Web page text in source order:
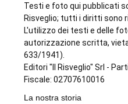
Testi e foto qui pubblicati
Risveglio; tutti i diritti sono
L'utilizzo dei testi e delle
autorizzazione scritta,
633/1941).
Editori "Il Risveglio" Srl -
Fiscale: 02707610016
La nostra storia